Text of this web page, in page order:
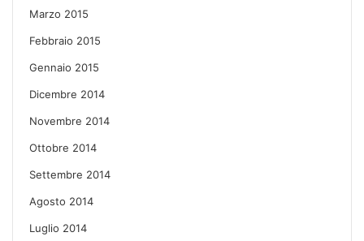
Marzo 2015
Febbraio 2015
Gennaio 2015
Dicembre 2014
Novembre 2014
Ottobre 2014
Settembre 2014
Agosto 2014
Luglio 2014